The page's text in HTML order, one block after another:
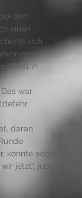
den
einen
sich
einen
in
war
daran
konnte sogar
jetzt“, jubelte